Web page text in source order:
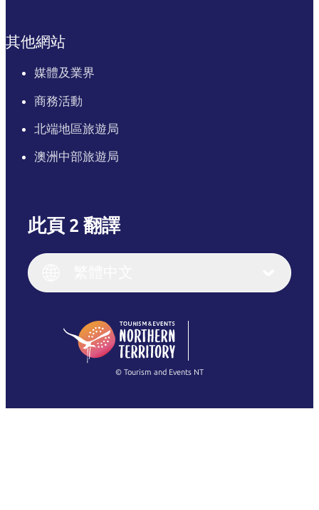
其他網站
媒體及業界
商務活動
北端地區旅遊局
澳洲中部旅遊局
此頁 2 翻譯
English (US)
English
(Singapore)
Français
繁體中文
© Tourism and Events NT